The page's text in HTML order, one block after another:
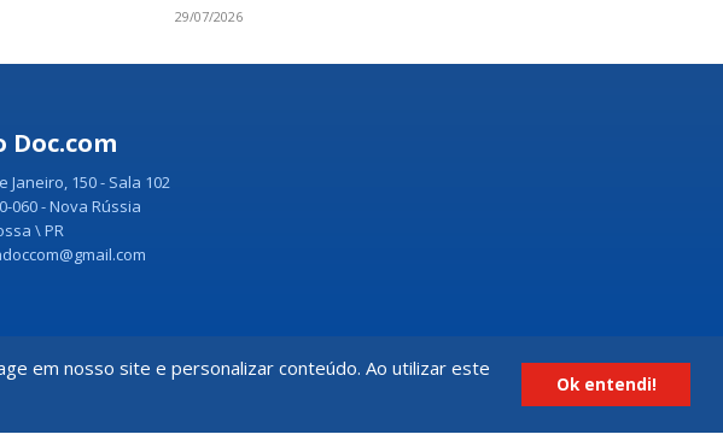
em nosso site e personalizar conteúdo. Ao utilizar este
Ok entendi!
29/07/2026
Doc.com
Janeiro, 150 - Sala 102
060 - Nova Rússia
\ PR